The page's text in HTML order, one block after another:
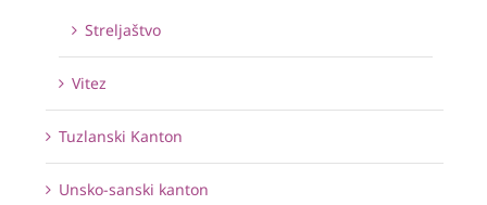
Streljaštvo
Vitez
Tuzlanski Kanton
Unsko-sanski kanton